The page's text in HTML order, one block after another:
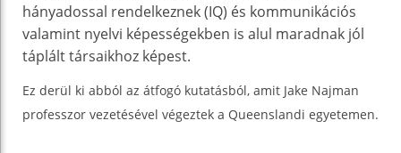
hányadossal rendelkeznek (IQ) és kommunikációs
valamint nyelvi képességekben is alul maradnak jól
táplált társaikhoz képest.
Ez derül ki abból az átfogó kutatásból, amit Jake Najman
professzor vezetésével végeztek a Queenslandi egyetemen.